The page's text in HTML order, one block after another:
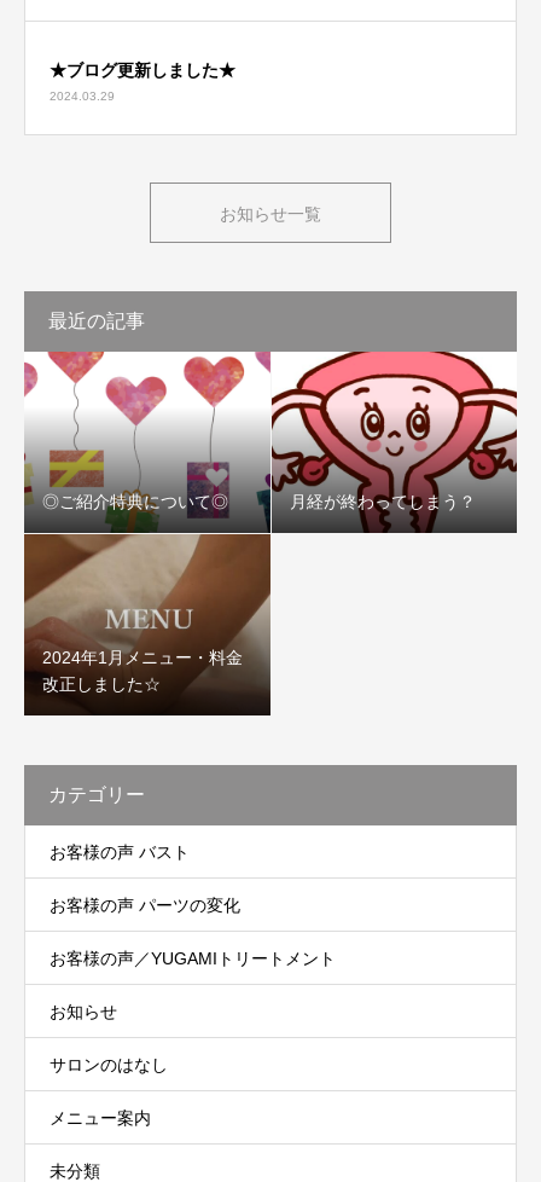
★ブログ更新しました★
2024.03.29
お知らせ一覧
最近の記事
◎ご紹介特典について◎ 月経が終わってしまう？
2024年1月メニュー・料金
改正しました☆
カテゴリー
お客様の声 バスト
お客様の声 パーツの変化
お客様の声／YUGAMIトリートメント
お知らせ
サロンのはなし
メニュー案内
未分類